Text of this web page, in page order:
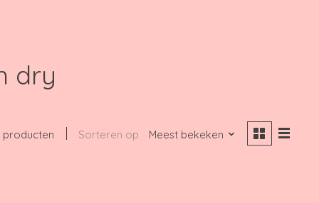
dry
producten Sorteren op Meest bekeken